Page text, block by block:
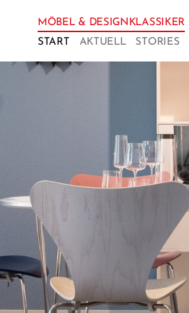
MÖBEL & DESIGNKLASSIKER
START
AKTUELL STORIES